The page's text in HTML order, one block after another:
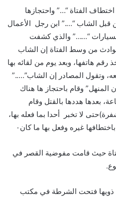
الفتاة “…” واحتجازها
قبل الشاب “….” ابن رجل الأعمال
“……” والذي كشفت
من وسط الفتاة إن الشاب
رقم هاتفها، وبعد يوم من لقائه بها
وتقول المصادر إن الشاب”…..”
وقام باحتجاز ها هناك
بعدها هددها بالقتل وقام
لا تخبر أحدا بما فعله بها،
غيره وفعل بها ما كان٠
حيث قامت مفوضية القصر في
ذويها فتحت الشرطة في مكتب